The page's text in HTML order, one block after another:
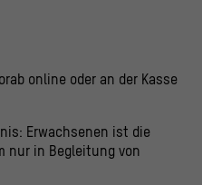
online oder an der Kasse
Erwachsenen ist die
nur in Begleitung von